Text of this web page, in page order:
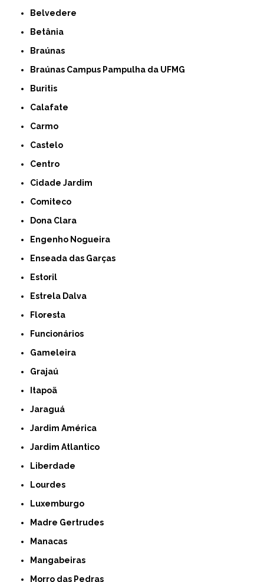
Belvedere
Betânia
Braúnas
Braúnas Campus Pampulha da UFMG
Buritis
Calafate
Carmo
Castelo
Centro
Cidade Jardim
Comiteco
Dona Clara
Engenho Nogueira
Enseada das Garças
Estoril
Estrela Dalva
Floresta
Funcionários
Gameleira
Grajaú
Itapoã
Jaraguá
Jardim América
Jardim Atlantico
Liberdade
Lourdes
Luxemburgo
Madre Gertrudes
Manacas
Mangabeiras
Morro das Pedras